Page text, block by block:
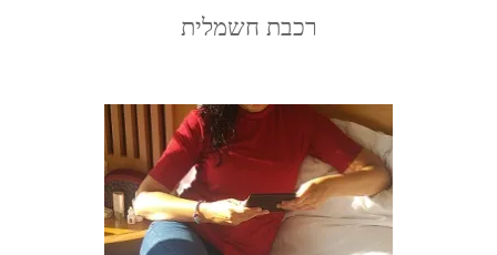
רכבת חשמלית